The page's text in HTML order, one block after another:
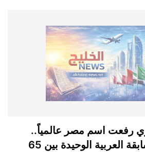
رفعت اسم مصر عالمياً..
وكانت المتسابقة العربية الوحيدة بين 65